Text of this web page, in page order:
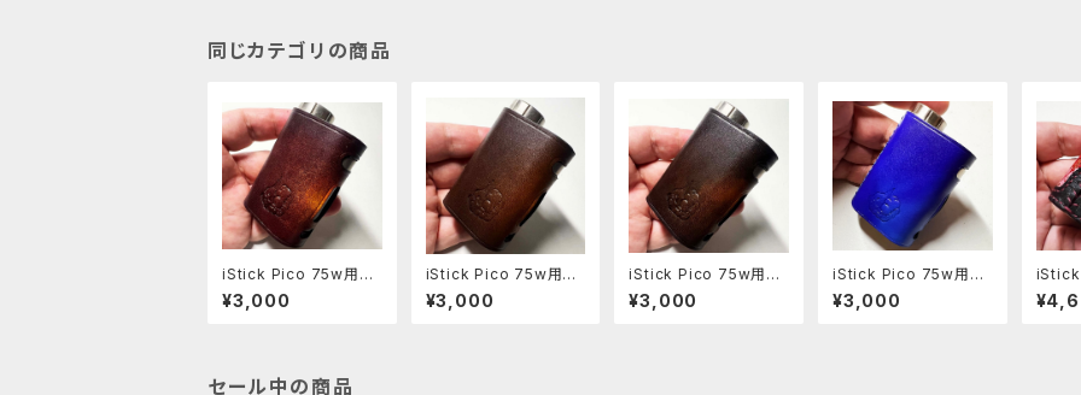
同じカテゴリの商品
iStick Pico 75w用レ
ザースリーブ [408-p
c]
¥3,000
iStick Pico 75w用レ
ザースリーブ [406-p
c]
¥3,000
iStick Pico 75w用レ
ザースリーブ [405-p
c]
¥3,000
iStick Pico 75w用レ
ザースリーブ [313-p
c]
¥3,000
iStick
リー
セール中の商品